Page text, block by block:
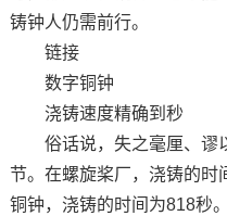
铸钟人仍需前行。
链接
数字铜钟
浇铸速度精确到秒
俗话说，失之毫厘、谬
节。在螺旋桨厂，浇铸的时
铜钟，浇铸的时间为818秒。